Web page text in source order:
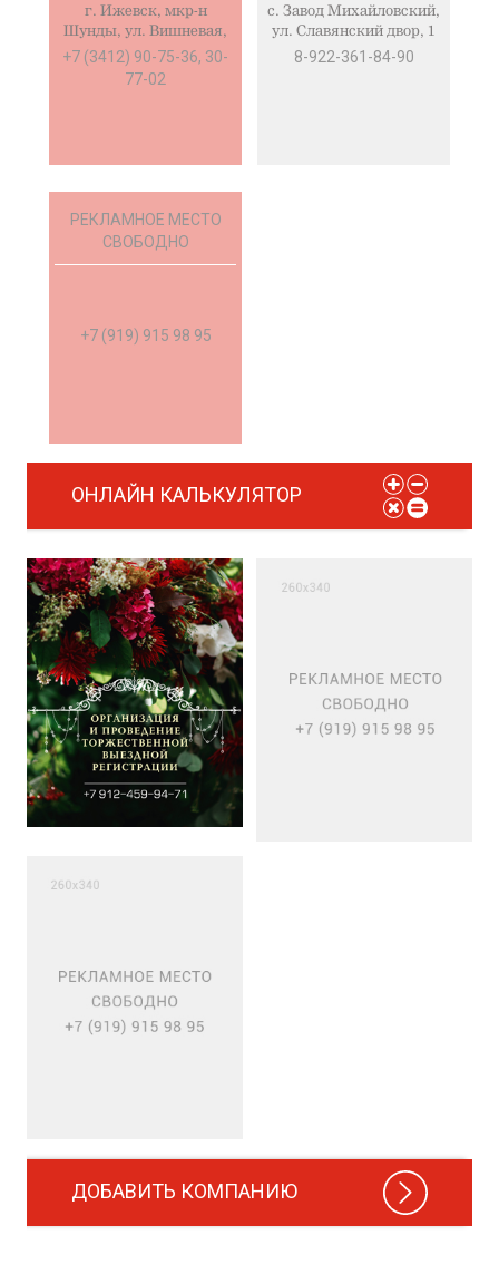
г. Ижевск, мкр-н
Шунды, ул. Вишневая,
34
www.гостиница-
+7 (3412) 90-75-36, 30-
77-02
c. Завод Михайловский,
ул. Славянский двор, 1
8-922-361-84-90
РЕКЛАМНОЕ МЕСТО
СВОБОДНО
+7 (919) 915 98 95
ОНЛАЙН КАЛЬКУЛЯТОР
ДОБАВИТЬ КОМПАНИЮ